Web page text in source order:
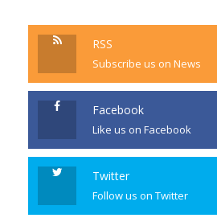
RSS
Subscribe us on News
Facebook
Like us on Facebook
Twitter
Follow us on Twitter